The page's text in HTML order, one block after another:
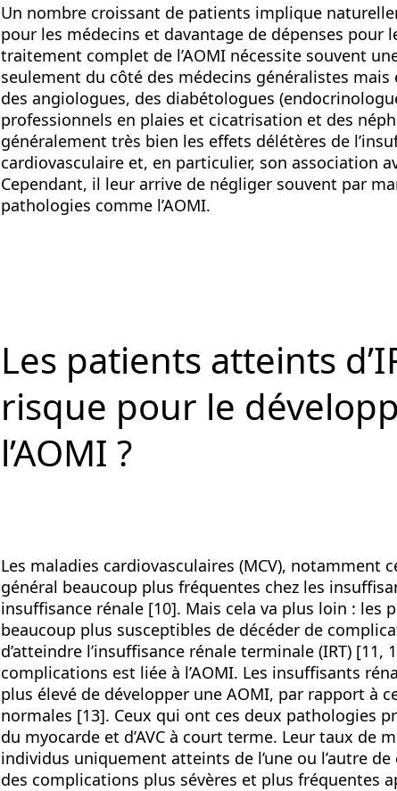
Un nombre croissant de patients implique
pour les médecins et davantage de dépenses pour
traitement complet de l’AOMI nécessite souvent
seulement du côté des médecins généralistes
des angiologues, des diabétologues
professionnels en plaies et cicatrisation et des
généralement très bien les effets délétères de
cardiovasculaire et, en particulier, son association
Cependant, il leur arrive de négliger souvent par
pathologies comme l’AOMI.
Les patients atteints
risque pour le
l’AOMI ?
Les maladies cardiovasculaires (MCV), notamment
général beaucoup plus fréquentes chez les
insuffisance rénale [10]. Mais cela va plus loin : les
beaucoup plus susceptibles de décéder de
d’atteindre l’insuffisance rénale terminale (IRT) [11,
complications est liée à l’AOMI. Les insuffisants
plus élevé de développer une AOMI, par rapport à
normales [13]. Ceux qui ont ces deux pathologies
du myocarde et d’AVC à court terme. Leur taux de
individus uniquement atteints de l’une ou l’autre
des complications plus sévères et plus fréquentes